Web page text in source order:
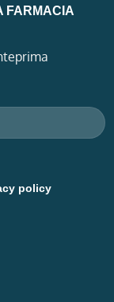
FARMACIA
policy